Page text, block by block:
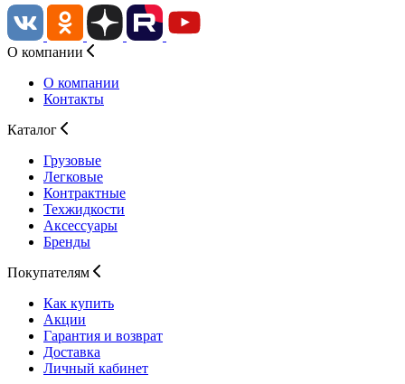
О компании
О компании
Контакты
Каталог
Грузовые
Легковые
Контрактные
Техжидкости
Аксессуары
Бренды
Покупателям
Как купить
Акции
Гарантия и возврат
Доставка
Личный кабинет